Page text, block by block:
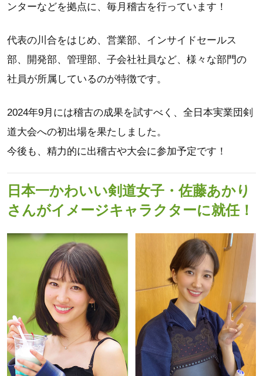
ンターなどを拠点に、毎月稽古を行っています！
代表の川合をはじめ、営業部、インサイドセールス
部、開発部、管理部、子会社社員など、様々な部門の
社員が所属しているのが特徴です。
2024年9月には稽古の成果を試すべく、全日本実業団剣
道大会への初出場を果たしました。
今後も、精力的に出稽古や大会に参加予定です！
日本一かわいい剣道女子・佐藤あかり
さんがイメージキャラクターに就任！